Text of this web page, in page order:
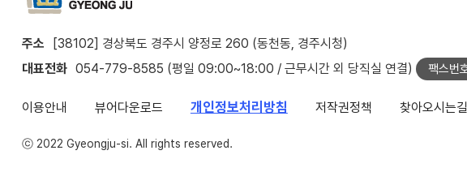
주소
[38102] 경상북도 경주시 양정로 260 (동천동, 경주시청)
대표전화 054-779-8585 (평일 09:00~18:00 / 근무시간 외 당직실 연결) 팩스번
이용안내 뷰어다운로드 개인정보처리방침 저작권정책 찾아오시는길
ⓒ 2022 Gyeongju-si. All rights reserved.